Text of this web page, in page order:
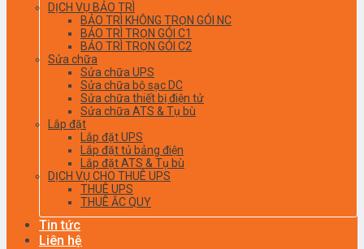
DỊCH VỤ BẢO TRÌ
BẢO TRÌ KHÔNG TRỌN GÓI NC
BẢO TRÌ TRỌN GÓI C1
BẢO TRÌ TRỌN GÓI C2
Sửa chữa
Sửa chữa UPS
Sửa chữa bộ sạc DC
Sửa chữa thiết bị điện tử
Sửa chữa ATS & Tụ bù
Lắp đặt
Lắp đặt UPS
Lắp đặt tủ bảng điện
Lắp đặt ATS & Tụ bù
DỊCH VỤ CHO THUÊ UPS
THUÊ UPS
THUÊ ẮC QUY
Tin tức
Liên hệ